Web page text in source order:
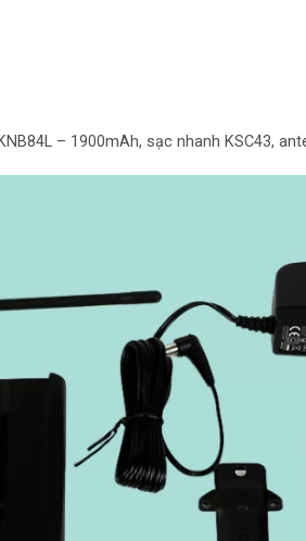
– 1900mAh, sạc nhanh KSC43,